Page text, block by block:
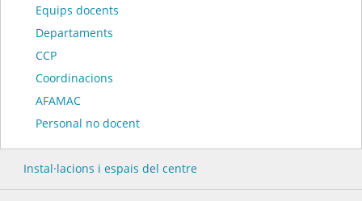
Equips docents
Departaments
CCP
Coordinacions
AFAMAC
Personal no docent
Instal·lacions i espais del centre